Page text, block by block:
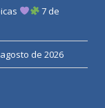
7 de
de 2026